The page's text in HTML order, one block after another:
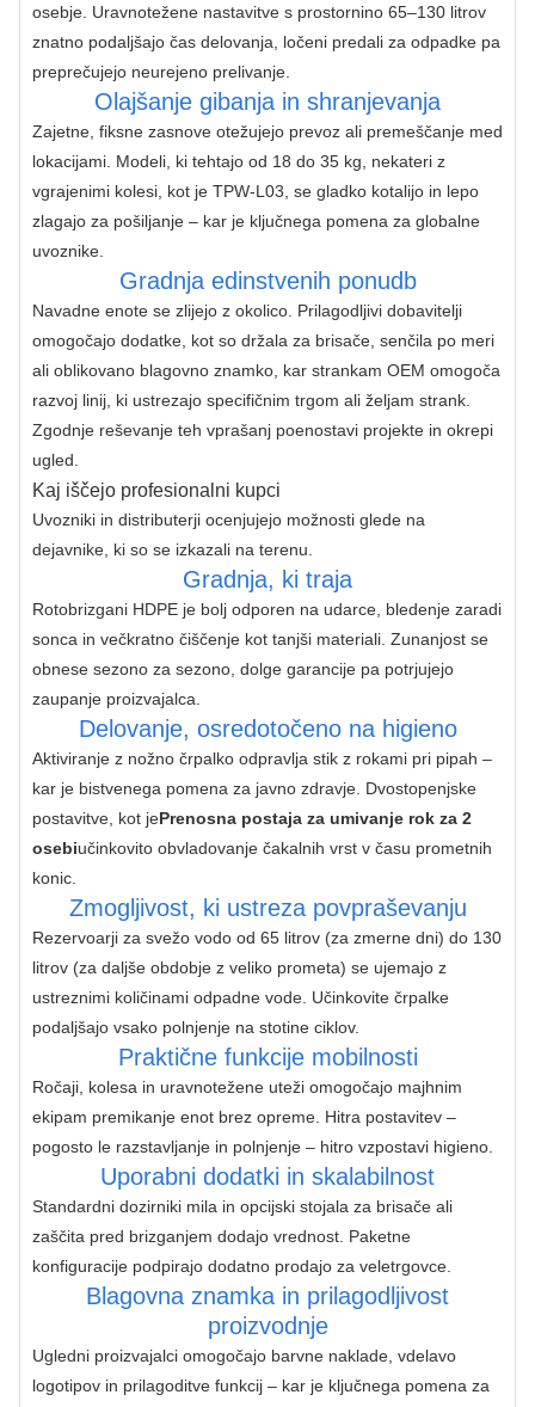
osebje. Uravnotežene nastavitve s prostornino 65–130 litrov
znatno podaljšajo čas delovanja, ločeni predali za odpadke pa
preprečujejo neurejeno prelivanje.
Olajšanje gibanja in shranjevanja
Zajetne, fiksne zasnove otežujejo prevoz ali premeščanje med
lokacijami. Modeli, ki tehtajo od 18 do 35 kg, nekateri z
vgrajenimi kolesi, kot je TPW-L03, se gladko kotalijo in lepo
zlagajo za pošiljanje – kar je ključnega pomena za globalne
uvoznike.
Gradnja edinstvenih ponudb
Navadne enote se zlijejo z okolico. Prilagodljivi dobavitelji
omogočajo dodatke, kot so držala za brisače, senčila po meri
ali oblikovano blagovno znamko, kar strankam OEM omogoča
razvoj linij, ki ustrezajo specifičnim trgom ali željam strank.
Zgodnje reševanje teh vprašanj poenostavi projekte in okrepi
ugled.
Kaj iščejo profesionalni kupci
Uvozniki in distributerji ocenjujejo možnosti glede na
dejavnike, ki so se izkazali na terenu.
Gradnja, ki traja
Rotobrizgani HDPE je bolj odporen na udarce, bledenje zaradi
sonca in večkratno čiščenje kot tanjši materiali. Zunanjost se
obnese sezono za sezono, dolge garancije pa potrjujejo
zaupanje proizvajalca.
Delovanje, osredotočeno na higieno
Aktiviranje z nožno črpalko odpravlja stik z rokami pri pipah –
kar je bistvenega pomena za javno zdravje. Dvostopenjske
postavitve, kot jePrenosna postaja za umivanje rok za 2
osebiučinkovito obvladovanje čakalnih vrst v času prometnih
konic.
Zmogljivost, ki ustreza povpraševanju
Rezervoarji za svežo vodo od 65 litrov (za zmerne dni) do 130
litrov (za daljše obdobje z veliko prometa) se ujemajo z
ustreznimi količinami odpadne vode. Učinkovite črpalke
podaljšajo vsako polnjenje na stotine ciklov.
Praktične funkcije mobilnosti
Ročaji, kolesa in uravnotežene uteži omogočajo majhnim
ekipam premikanje enot brez opreme. Hitra postavitev –
pogosto le razstavljanje in polnjenje – hitro vzpostavi higieno.
Uporabni dodatki in skalabilnost
Standardni dozirniki mila in opcijski stojala za brisače ali
zaščita pred brizganjem dodajo vrednost. Paketne
konfiguracije podpirajo dodatno prodajo za veletrgovce.
Blagovna znamka in prilagodljivost
proizvodnje
Ugledni proizvajalci omogočajo barvne naklade, vdelavo
logotipov in prilagoditve funkcij – kar je ključnega pomena za